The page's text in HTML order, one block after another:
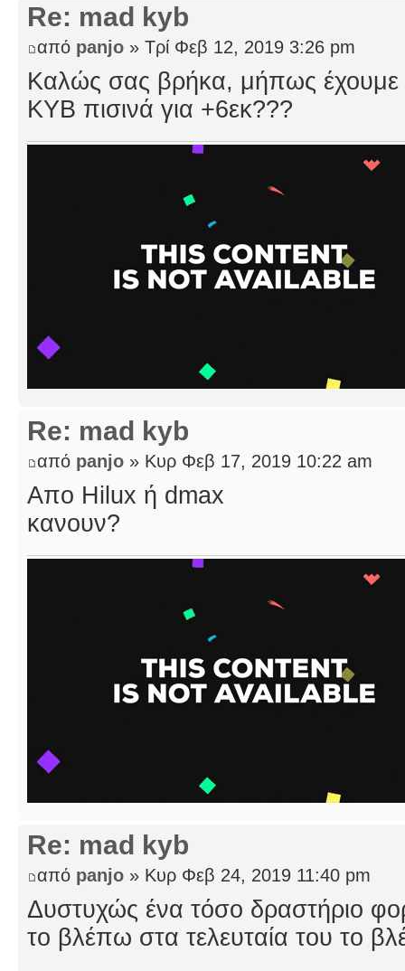
Re: mad kyb
από panjo » Τρί Φεβ 12, 2019 3:26 pm
Καλώς σας βρήκα, μήπως έχουμε
ΚΥΒ πισινά για +6εκ???
Re: mad kyb
από panjo » Κυρ Φεβ 17, 2019 10:22 am
Απο Hilux ή dmax
κανουν?
Re: mad kyb
από panjo » Κυρ Φεβ 24, 2019 11:40 pm
Δυστυχώς ένα τόσο δραστήριο
το βλέπω στα τελευταία του το